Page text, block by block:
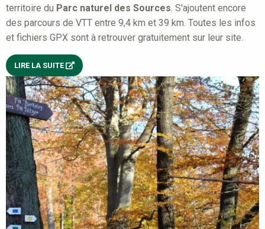
territoire du Parc naturel des Sources. S'ajoutent encore
des parcours de VTT entre 9,4 km et 39 km. Toutes les infos
et fichiers GPX sont à retrouver gratuitement sur leur site.
LIRE LA SUITE